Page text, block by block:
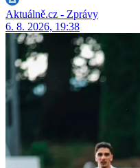
Aktuálně.cz - Zprávy
6. 8. 2026, 19:38